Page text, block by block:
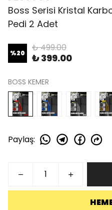
Boss Serisi Kristal
Pedi 2 Adet
%20 ₺ 499.00
₺ 399.00
BOSS KEMER
Paylaş: